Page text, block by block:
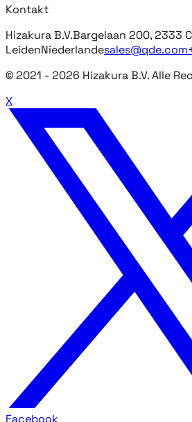
Kontakt
Hizakura B.V.Bargelaan 200, 2333
LeidenNiederlandesales@qde.com
© 2021 - 2026 Hizakura B.V. Alle
X
Facebook